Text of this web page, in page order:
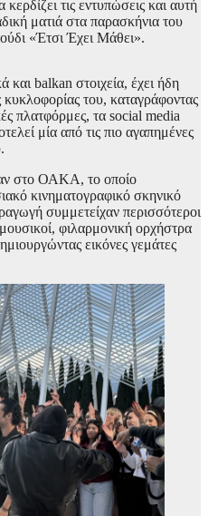
τις εντυπώσεις και αυτή
ματιά στα παρασκήνια του
«Έτσι Έχει Μάθει».
και balkan στοιχεία, έχει ήδη
κυκλοφορίας του, καταγράφοντας
πλατφόρμες, τα social media
μία από τις πιο αγαπημένες
στο ΟΑΚΑ, το οποίο
κινηματογραφικό σκηνικό
συμμετείχαν περισσότεροι
φιλαρμονική ορχήστρα
εικόνες γεμάτες